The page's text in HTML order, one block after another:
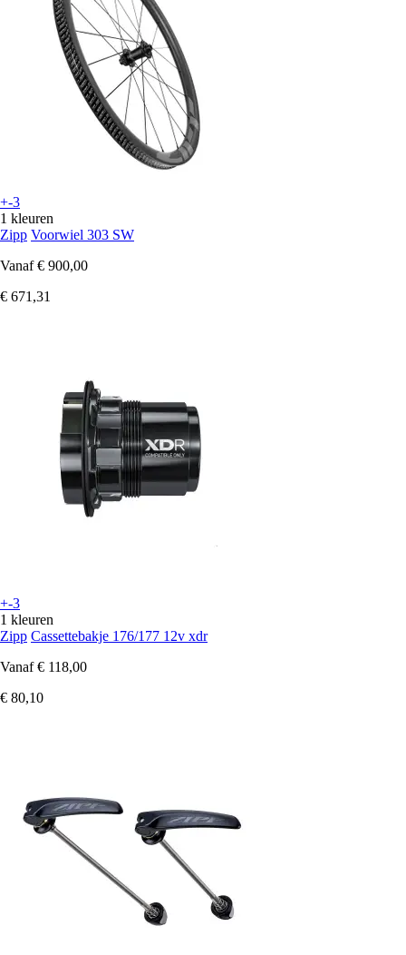
+-3
1 kleuren
Zipp Voorwiel 303 SW
Vanaf € 900,00
€ 671,31
+-3
1 kleuren
Zipp Cassettebakje 176/177 12v xdr
Vanaf € 118,00
€ 80,10